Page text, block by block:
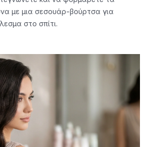
με μια σεσουάρ-βούρτσα για
στο σπίτι.